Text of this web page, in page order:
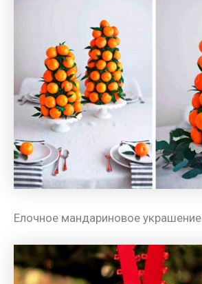
Елочное мандариновое украшение